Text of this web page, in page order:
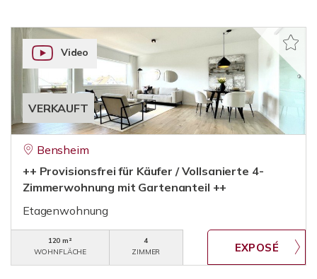
VERKAUFT
Video
Bensheim
++ Provisionsfrei für Käufer / Vollsanierte 4-
Zimmerwohnung mit Gartenanteil ++
Etagenwohnung
120 m²
WOHNFLÄCHE
4
ZIMMER